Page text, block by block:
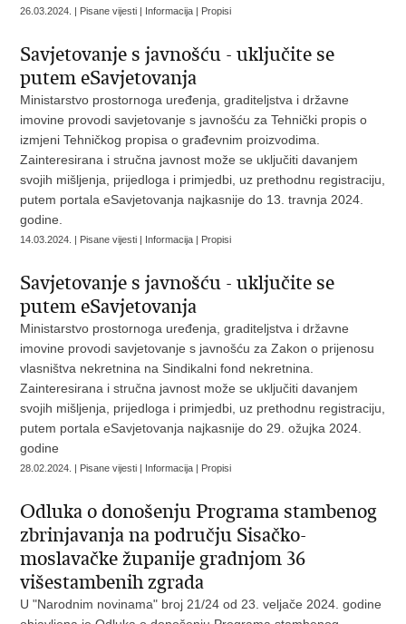
26.03.2024. | Pisane vijesti | Informacija | Propisi
Savjetovanje s javnošću - uključite se
putem eSavjetovanja
Ministarstvo prostornoga uređenja, graditeljstva i državne
imovine provodi savjetovanje s javnošću za Tehnički propis o
izmjeni Tehničkog propisa o građevnim proizvodima.
Zainteresirana i stručna javnost može se uključiti davanjem
svojih mišljenja, prijedloga i primjedbi, uz prethodnu registraciju,
putem portala eSavjetovanja najkasnije do 13. travnja 2024.
godine.
14.03.2024. | Pisane vijesti | Informacija | Propisi
Savjetovanje s javnošću - uključite se
putem eSavjetovanja
Ministarstvo prostornoga uređenja, graditeljstva i državne
imovine provodi savjetovanje s javnošću za Zakon o prijenosu
vlasništva nekretnina na Sindikalni fond nekretnina.
Zainteresirana i stručna javnost može se uključiti davanjem
svojih mišljenja, prijedloga i primjedbi, uz prethodnu registraciju,
putem portala eSavjetovanja najkasnije do 29. ožujka 2024.
godine
28.02.2024. | Pisane vijesti | Informacija | Propisi
Odluka o donošenju Programa stambenog
zbrinjavanja na području Sisačko-
moslavačke županije gradnjom 36
višestambenih zgrada
U "Narodnim novinama" broj 21/24 od 23. veljače 2024. godine